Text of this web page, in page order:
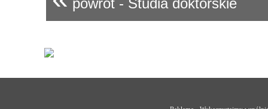
powrót - Studia doktorskie